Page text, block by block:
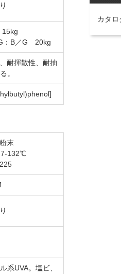
：B／G 20kg
耐揮散性、耐抽
。
末
132℃
系UVA。塩ビ、
カタロ